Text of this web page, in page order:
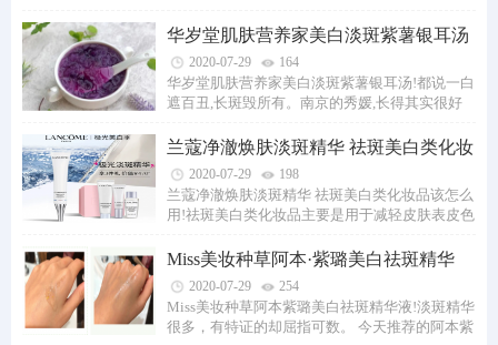
华岁堂肌肤营养家美白淡斑紫薯银耳汤
2020-07-29 164
华岁堂肌肤营养家美白淡斑紫薯银耳汤!都说一白
遮百丑,长斑毁所有。南京的秀媛,长得其实很好
兰蔻净澈焕肤淡斑精华 祛斑美白类化妆
品该怎么
2020-07-29 198
兰蔻净澈焕肤淡斑精华 祛斑美白类化妆品该怎么
用!祛斑美白类化妆品主要是用于减轻皮肤表皮色
Miss美妆种草阿本·紫璐美白祛斑精华
液 2020-07-29 254
Miss美妆种草阿本紫璐美白祛斑精华液!淡斑精华
很多，有特证的却屈指可数。 今天推荐的阿本紫